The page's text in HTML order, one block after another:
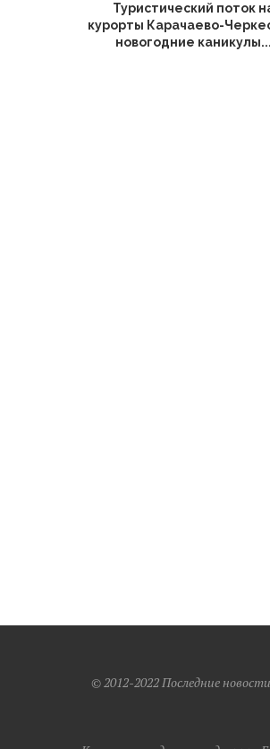
Туристический поток
курорты Карачаево-
новогодние каникулы...
© 2012-2022 Последние